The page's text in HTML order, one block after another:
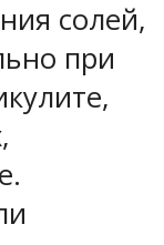
солей,
при